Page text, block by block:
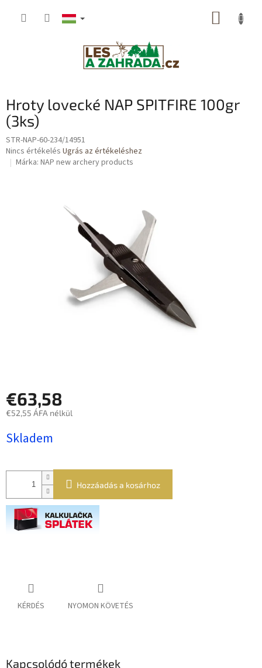
KOSÁR
Hroty lovecké NAP SPITFIRE 100gr
(3ks)
STR-NAP-60-234/14951
A
termék
Nincs értékelés Ugrás az értékeléshez
Márka: NAP new archery products
€63,58
€52,55 ÁFA nélkül
Skladem
Hozzáadás a kosárhoz
KÉRDÉS NYOMON KÖVETÉS
Kapcsolódó termékek